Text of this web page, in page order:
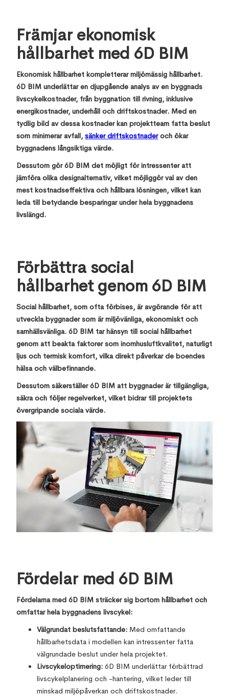
Främjar ekonomisk
hållbarhet med 6D BIM
Ekonomisk hållbarhet kompletterar miljömässig hållbarhet.
6D BIM underlättar en djupgående analys av en byggnads
livscykelkostnader, från byggnation till rivning, inklusive
energikostnader, underhåll och driftskostnader. Med en
tydlig bild av dessa kostnader kan projektteam fatta beslut
som minimerar avfall,sänker driftskostnaderoch ökar
byggnadens långsiktiga värde.
Dessutom gör 6D BIM det möjligt för intressenter att
jämföra olika designalternativ, vilket möjliggör val av den
mest kostnadseffektiva och hållbara lösningen, vilket kan
leda till betydande besparingar under hela byggnadens
livslängd.
Förbättra social
hållbarhet genom 6D BIM
Social hållbarhet, som ofta förbises, är avgörande för att
utveckla byggnader som är miljövänliga, ekonomiskt och
samhällsvänliga. 6D BIM tar hänsyn till social hållbarhet
genom att beakta faktorer som inomhusluftkvalitet, naturligt
ljus och termisk komfort, vilka direkt påverkar de boendes
hälsa och välbefinnande.
Dessutom säkerställer 6D BIM att byggnader är tillgängliga,
säkra och följer regelverket, vilket bidrar till projektets
övergripande sociala värde.
Fördelar med 6D BIM
Fördelarna med 6D BIM sträcker sig bortom hållbarhet och
omfattar hela byggnadens livscykel:
Välgrundat beslutsfattande: Med omfattande
hållbarhetsdata i modellen kan intressenter fatta
välgrundade beslut under hela projektet.
Livscykeloptimering: 6D BIM underlättar förbättrad
livscykelplanering och -hantering, vilket leder till
minskad miljöpåverkan och driftskostnader.